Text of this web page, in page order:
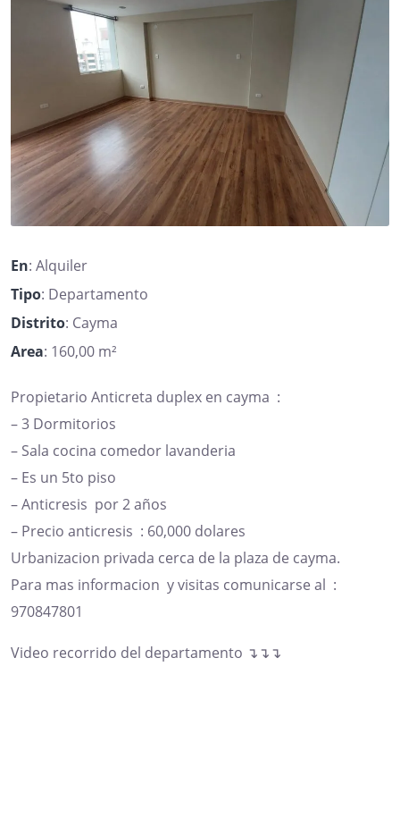
En: Alquiler
Tipo: Departamento
Distrito: Cayma
Area: 160,00 m²
Propietario Anticreta duplex en cayma :
– 3 Dormitorios
– Sala cocina comedor lavanderia
– Es un 5to piso
– Anticresis por 2 años
– Precio anticresis : 60,000 dolares
Urbanizacion privada cerca de la plaza de cayma.
Para mas informacion y visitas comunicarse al :
970847801
Video recorrido del departamento ↴↴↴